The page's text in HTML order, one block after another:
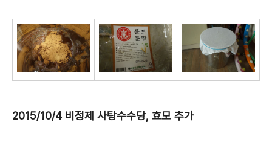
2015/10/4 비정제 사탕수수당, 효모 추가